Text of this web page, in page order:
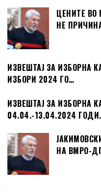
ЦЕНИТЕ ВО
НЕ
ИЗВЕШТАЈ ЗА ИЗБОРНА
ИЗБОРИ 2024 ГО…
ИЗВЕШТАЈ ЗА ИЗБОРНА
04.04.-13.04.2024
НА ВМРО-